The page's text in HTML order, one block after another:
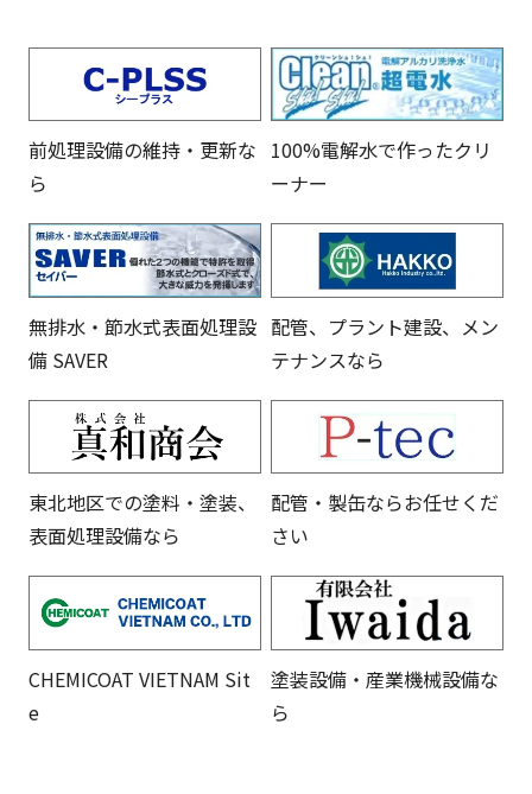
前処理設備の維持・更新な
ら
100%電解水で作ったクリ
ーナー
無排水・節水式表面処理設
備 SAVER
配管、プラント建設、メン
テナンスなら
東北地区での塗料・塗装、
表面処理設備なら
配管・製缶ならお任せくだ
さい
CHEMICOAT VIETNAM Sit
e
塗装設備・産業機械設備な
ら